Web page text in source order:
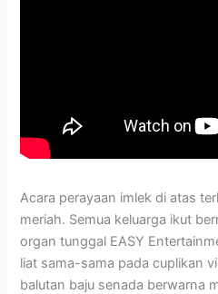
Acara perayaan imlek di atas
meriah. Semua keluarga ikut
organ tunggal EASY
liat sama-sama pada cuplikan
balutan baju senada berwarna